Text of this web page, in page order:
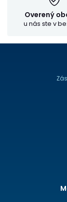
Overený
u nás ste v